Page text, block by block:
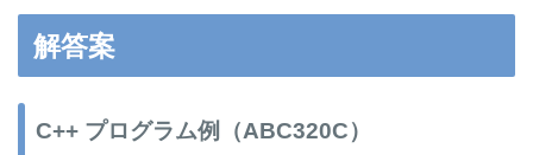
解答案
C++ プログラム例（ABC320C）